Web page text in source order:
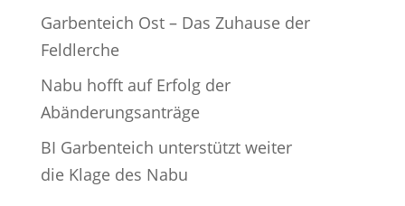
Garbenteich Ost – Das Zuhause der
Feldlerche
Nabu hofft auf Erfolg der
Abänderungsanträge
BI Garbenteich unterstützt weiter
die Klage des Nabu